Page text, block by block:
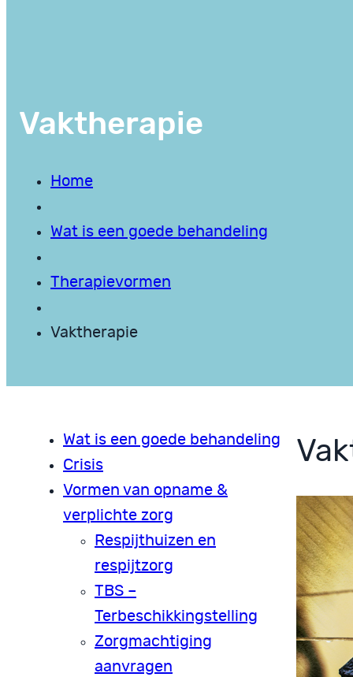
Vaktherapie
Home
Wat is een goede behandeling
Therapievormen
Vaktherapie
Wat is een goede behandeling
Crisis
Vormen van opname &
verplichte zorg
Respijthuizen en
respijtzorg
TBS –
Terbeschikkingstelling
Zorgmachtiging
aanvragen